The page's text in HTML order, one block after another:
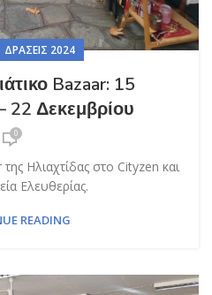
ΔΡΆΣΕΙΣ 2024
Bazaar: 15
22 Δεκεμβρίου
0
Ηλιαχτίδας στο Cityzen και
Ελευθερίας.
READING